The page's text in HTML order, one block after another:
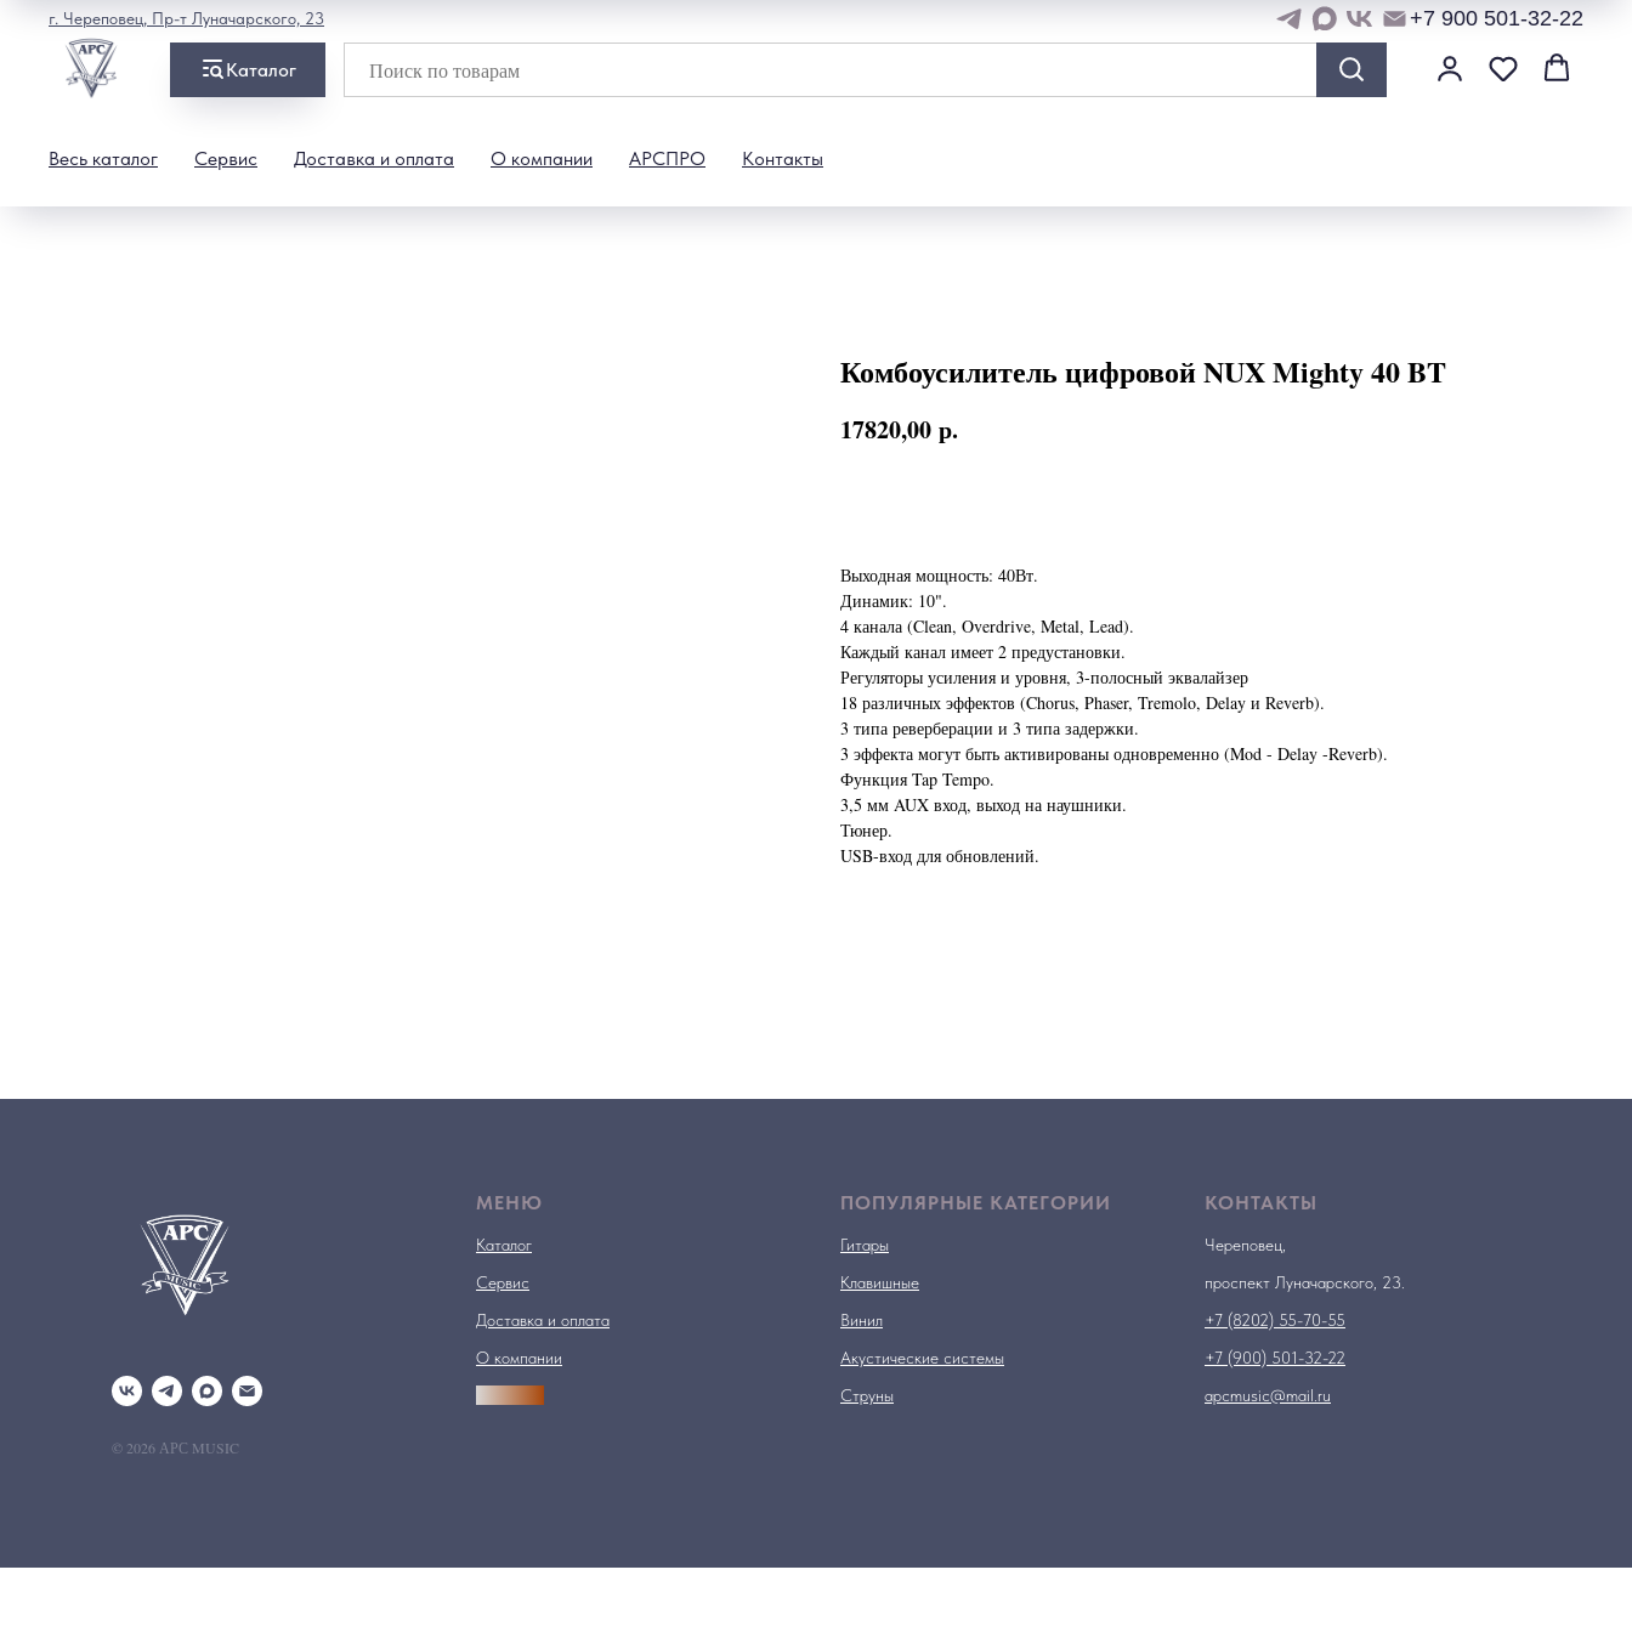
Каталог
Весь каталог Сервис Доставка и оплата О компании АРСПРО Контакты
г. Череповец, Пр-т Луначарского, 23 +7 900 501-32-22
Комбоусилитель цифровой NUX Mighty 40 BT
17820,00 р.
Выходная мощность: 40Вт.
Динамик: 10".
4 канала (Clean, Overdrive, Metal, Lead).
Каждый канал имеет 2 предустановки.
Регуляторы усиления и уровня, 3-полосный эквалайзер
18 различных эффектов (Chorus, Phaser, Tremolo, Delay и Reverb).
3 типа реверберации и 3 типа задержки.
3 эффекта могут быть активированы одновременно (Mod - Delay -Reverb).
Функция Tap Tempo.
3,5 мм AUX вход, выход на наушники.
Тюнер.
USB-вход для обновлений.
© 2026 АРС MUSIC
МЕНЮ
Каталог
Сервис
Доставка и оплата
О компании
ПОПУЛЯРНЫЕ КАТЕГОРИИ
Гитары
Клавишные
Винил
Акустические системы
Струны
КОНТАКТЫ
Череповец,
проспект Луначарского, 23.
+7 (8202) 55-70-55
+7 (900) 501-32-22
apcmusic@mail.ru